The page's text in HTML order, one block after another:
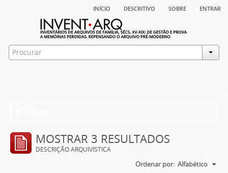
início descritivo sobre entrar
MOSTRAR 3 RESULTADOS
DESCRIÇÃO ARQUIVÍSTICA
Ordenar por: Alfabético